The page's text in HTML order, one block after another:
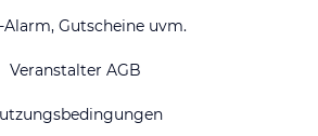
Alarm, Gutscheine uvm.
Veranstalter AGB